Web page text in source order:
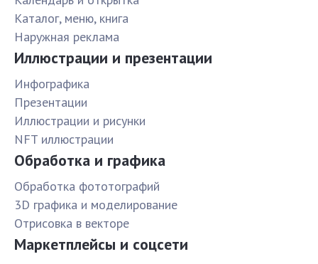
Каталог, меню, книга
Наружная реклама
Иллюстрации и презентации
Инфографика
Презентации
Иллюстрации и рисунки
NFT иллюстрации
Обработка и графика
Обработка фототографий
3D графика и моделирование
Отрисовка в векторе
Маркетплейсы и соцсети